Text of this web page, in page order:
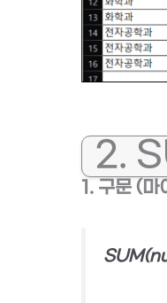
2.
1. 구문 (마